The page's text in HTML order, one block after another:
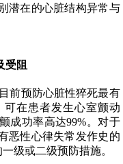
潜在的心脏结构异常与
受阻
前预防心脏性猝死最有
在患者发生心室颤动
成功率高达99%。对于
恶性心律失常发作史的
级或二级预防措施。